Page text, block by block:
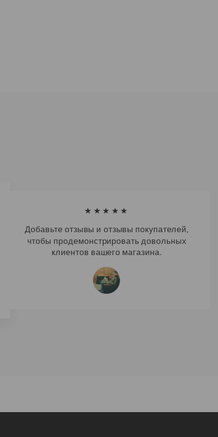
★★★★★
Добавьте отзывы и отзывы покупателей,
чтобы продемонстрировать довольных
клиентов вашего магазина.